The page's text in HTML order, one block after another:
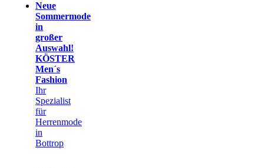
Neue
Sommermode
in
großer
Auswahl!
KÖSTER
Men´s
Fashion
Ihr
Spezialist
für
Herrenmode
in
Bottrop